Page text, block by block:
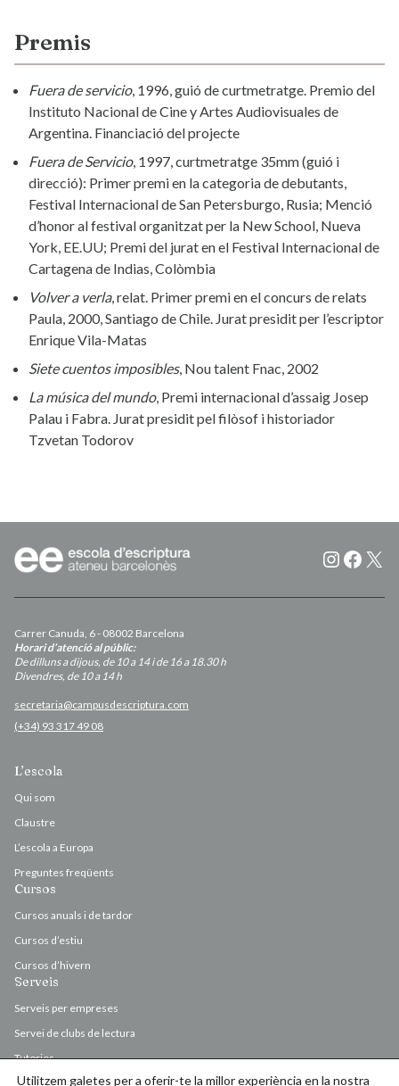
Premis
Fuera de servicio, 1996, guió de curtmetratge. Premio del
Instituto Nacional de Cine y Artes Audiovisuales de
Argentina. Financiació del projecte
Fuera de Servicio, 1997, curtmetratge 35mm (guió i
direcció): Primer premi en la categoria de debutants,
Festival Internacional de San Petersburgo, Rusia; Menció
d’honor al festival organitzat per la New School, Nueva
York, EE.UU; Premi del jurat en el Festival Internacional de
Cartagena de Indias, Colòmbia
Volver a verla, relat. Primer premi en el concurs de relats
Paula, 2000, Santiago de Chile. Jurat presidit per l’escriptor
Enrique Vila-Matas
Siete cuentos imposibles, Nou talent Fnac, 2002
La música del mundo, Premi internacional d’assaig Josep
Palau i Fabra. Jurat presidit pel filòsof i historiador
Tzvetan Todorov
X
Carrer Canuda, 6 - 08002 Barcelona
Horari d’atenció al públic:
De dilluns a dijous, de 10 a 14 i de 16 a 18.30 h
Divendres, de 10 a 14 h
secretaria@campusdescriptura.com
(+34) 93 317 49 08
L’escola
Qui som
Claustre
L’escola a Europa
Preguntes freqüents
Cursos
Cursos anuals i de tardor
Cursos d’estiu
Cursos d’hivern
Serveis
Serveis per empreses
Servei de clubs de lectura
Tutories
Valoració i correcció d’originals
Utilitzem galetes per a oferir-te la millor experiència en la nostra